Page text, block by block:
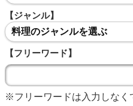
【ジャンル】
料理のジャンルを選ぶ
【フリーワード】
※フリーワードは入力しなく